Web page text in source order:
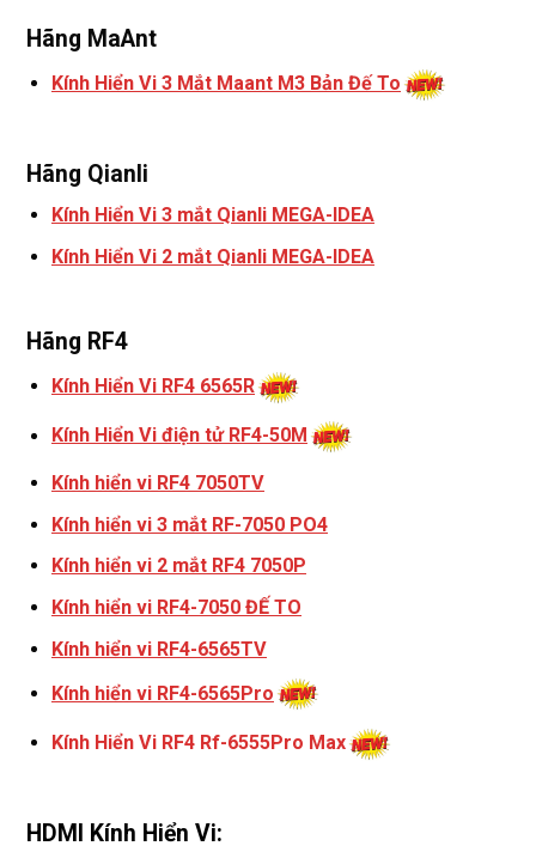
Hãng MaAnt
Kính Hiển Vi 3 Mắt Maant M3 Bản Đế To
Hãng Qianli
Kính Hiển Vi 3 mắt Qianli MEGA-IDEA
Kính Hiển Vi 2 mắt Qianli MEGA-IDEA
Hãng RF4
Kính Hiển Vi RF4 6565R
Kính Hiển Vi điện tử RF4-50M
Kính hiển vi RF4 7050TV
Kính hiển vi 3 mắt RF-7050 PO4
Kính hiển vi 2 mắt RF4 7050P
Kính hiển vi RF4-7050 ĐẾ TO
Kính hiển vi RF4-6565TV
Kính hiển vi RF4-6565Pro
Kính Hiển Vi RF4 Rf-6555Pro Max
HDMI Kính Hiển Vi: